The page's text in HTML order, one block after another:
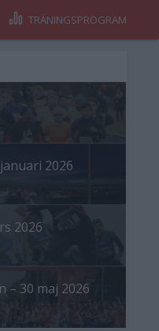
TRÄNINGSPROGRAM
2026
2026
– 30 maj 2026